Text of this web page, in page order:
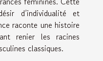
d’individualité et
raconte une histoire
renier les racines
classiques.